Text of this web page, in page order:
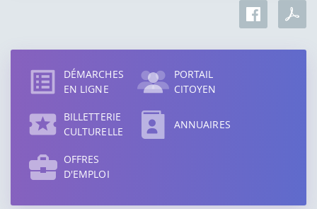
direct
DÉMARCHES
EN LIGNE
PORTAIL
CITOYEN
BILLETTERIE
CULTURELLE
ANNUAIRES
OFFRES
D'EMPLOI